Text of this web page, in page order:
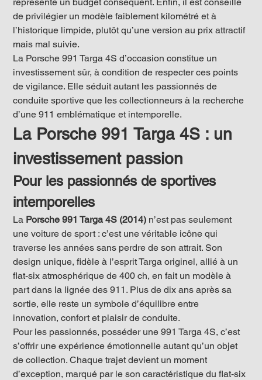
de privilégier un modèle faiblement kilométré et à
l’historique limpide, plutôt qu’une version au prix attractif
mais mal suivie.
La Porsche 991 Targa 4S d’occasion constitue un
investissement sûr, à condition de respecter ces points
de vigilance. Elle séduit autant les passionnés de
conduite sportive que les collectionneurs à la recherche
d’une 911 emblématique et intemporelle.
La Porsche 991 Targa 4S : un
investissement passion
Pour les passionnés de sportives
intemporelles
La Porsche 991 Targa 4S (2014) n’est pas seulement
une voiture de sport : c’est une véritable icône qui
traverse les années sans perdre de son attrait. Son
design unique, fidèle à l’esprit Targa originel, allié à un
flat-six atmosphérique de 400 ch, en fait un modèle à
part dans la lignée des 911. Plus de dix ans après sa
sortie, elle reste un symbole d’équilibre entre
innovation, confort et plaisir de conduite.
Pour les passionnés, posséder une 991 Targa 4S, c’est
s’offrir une expérience émotionnelle autant qu’un objet
de collection. Chaque trajet devient un moment
d’exception, marqué par le son caractéristique du flat-six